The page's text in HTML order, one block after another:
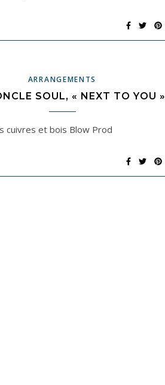
ARRANGEMENTS
SOUL, « NEXT TO YOU »
cuivres et bois Blow Prod